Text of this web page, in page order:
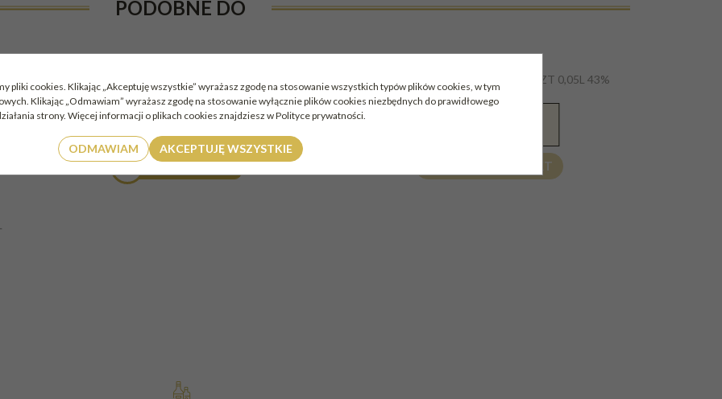
PODOBNE DO
RASPBERRY 37,5%
139.00
DO KOSZYKA
GIN WHITLEY NEILL ZESTAW 3 SZT 0,05L 43%
MINIATURKI
ZAPYTAJ O PRODUKT
pliki cookies. Klikając „Akceptuję wszystkie” wyrażasz zgodę na stosowanie wszystkich typów plików cookies, w tym
Klikając „Odmawiam” wyrażasz zgodę na stosowanie wyłącznie plików cookies niezbędnych do prawidłowego
strony. Więcej informacji o plikach cookies znajdziesz w Polityce prywatności.
ODMAWIAM AKCEPTUJĘ WSZYSTKIE